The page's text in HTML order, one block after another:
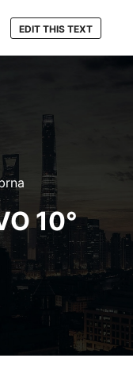
EDIT THIS TEXT
10°